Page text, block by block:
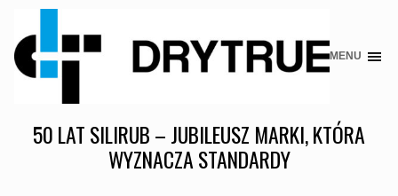
Skip
MENU
50 LAT SILIRUB – JUBILEUSZ MARKI, KTÓRA
WYZNACZA STANDARDY